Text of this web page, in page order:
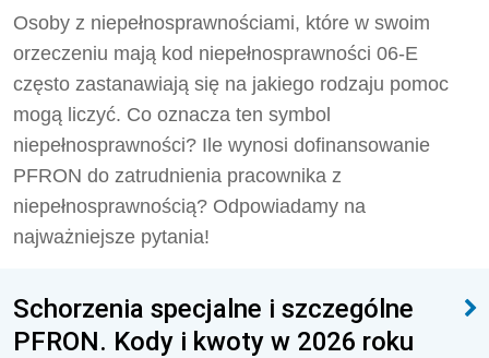
Osoby z niepełnosprawnościami, które w swoim
orzeczeniu mają kod niepełnosprawności 06-E
często zastanawiają się na jakiego rodzaju pomoc
mogą liczyć. Co oznacza ten symbol
niepełnosprawności? Ile wynosi dofinansowanie
PFRON do zatrudnienia pracownika z
niepełnosprawnością? Odpowiadamy na
najważniejsze pytania!
Schorzenia specjalne i szczególne
PFRON. Kody i kwoty w 2026 roku